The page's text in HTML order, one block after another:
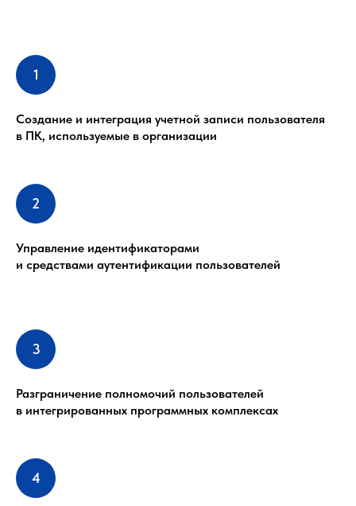
Создание и интеграция учетной записи пользователя
в ПК, используемые в организации
Управление идентификаторами
и средствами аутентификации пользователей
Разграничение полномочий пользователей
в интегрированных программных комплексах